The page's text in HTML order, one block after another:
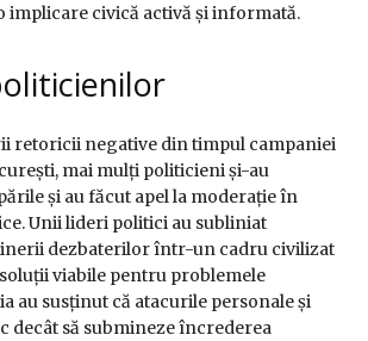
implicare civică activă și informată.
retoricii negative din timpul campaniei
mai mulți politicieni și-au
și au făcut apel la moderație în
Unii lideri politici au subliniat
dezbaterilor într-un cadru civilizat
viabile pentru problemele
au susținut că atacurile personale și
decât să submineze încrederea